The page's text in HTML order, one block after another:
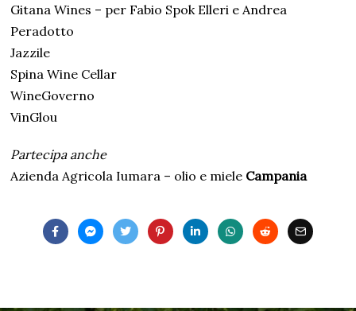
Gitana Wines – per Fabio Spok Elleri e Andrea
Peradotto
Jazzile
Spina Wine Cellar
WineGoverno
VinGlou
Partecipa anche
Azienda Agricola Iumara – olio e miele Campania